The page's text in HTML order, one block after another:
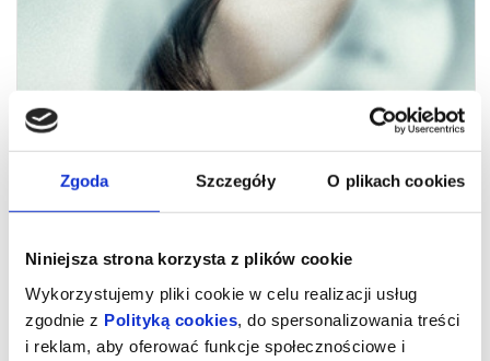
Zgoda Szczegóły O plikach cookies
Niniejsza strona korzysta z plików cookie
Wykorzystujemy pliki cookie w celu realizacji usług
zgodnie z Polityką cookies , do spersonalizowania treści
i reklam, aby oferować funkcje społecznościowe i